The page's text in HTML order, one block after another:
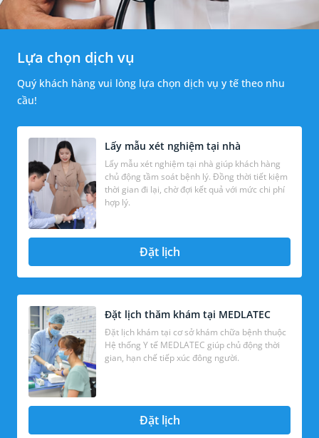
Lựa chọn dịch vụ
Quý khách hàng vui lòng lựa chọn dịch vụ y tế theo nhu
cầu!
Lấy mẫu xét nghiệm tại nhà
Lấy mẫu xét nghiệm tại nhà giúp khách hàng
chủ động tầm soát bệnh lý. Đồng thời tiết kiệm
thời gian đi lại, chờ đợi kết quả với mức chi phí
hợp lý.
Đặt lịch
Đặt lịch thăm khám tại MEDLATEC
Đặt lịch khám tại cơ sở khám chữa bệnh thuộc
Hệ thống Y tế MEDLATEC giúp chủ động thời
gian, hạn chế tiếp xúc đông người.
Đặt lịch